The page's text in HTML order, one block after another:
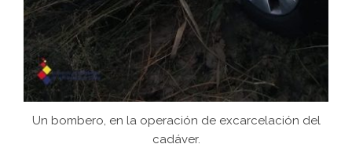
Un bombero, en la operación de excarcelación del
cadáver.